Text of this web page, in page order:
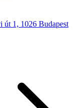
út 1, 1026 Budapest